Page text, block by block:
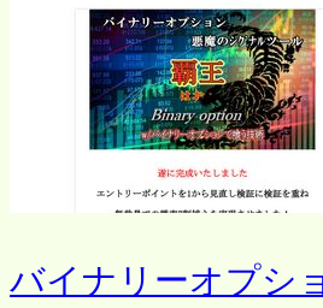
バイナリーオプシ